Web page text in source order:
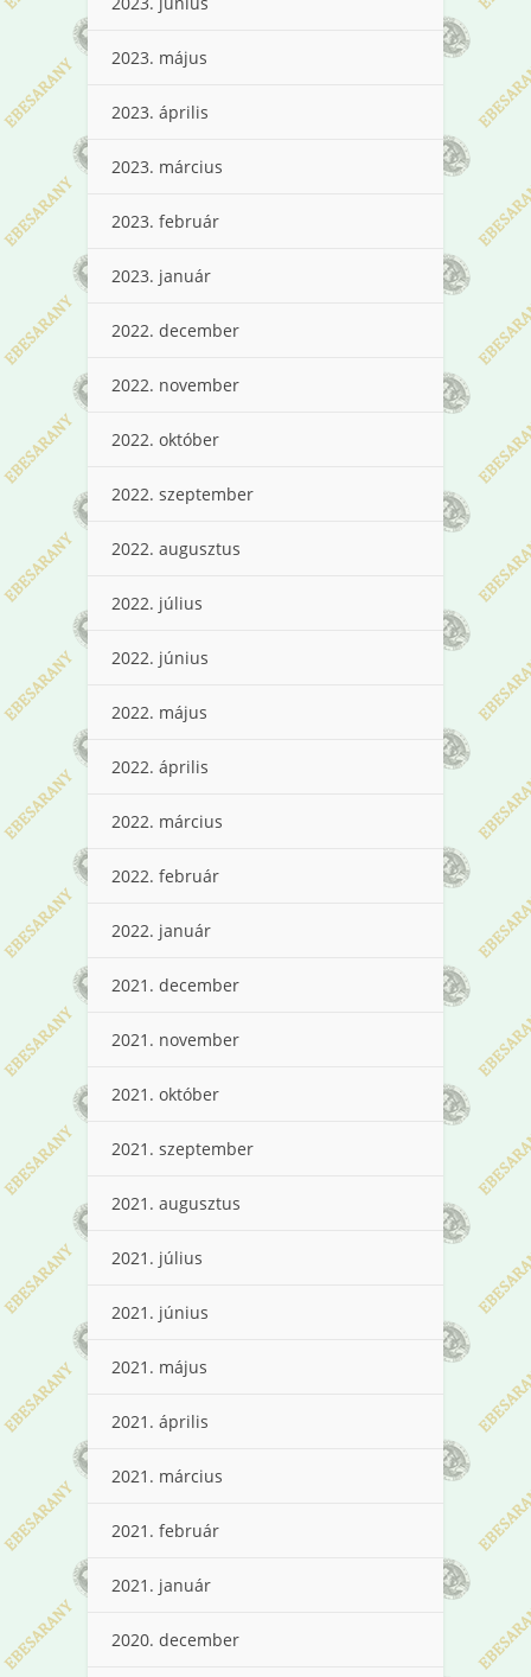
2023. május
2023. április
2023. március
2023. február
2023. január
2022. december
2022. november
2022. október
2022. szeptember
2022. augusztus
2022. július
2022. június
2022. május
2022. április
2022. március
2022. február
2022. január
2021. december
2021. november
2021. október
2021. szeptember
2021. augusztus
2021. július
2021. június
2021. május
2021. április
2021. március
2021. február
2021. január
2020. december